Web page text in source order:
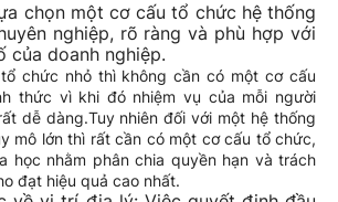
chọn một cơ cấu tổ chức hệ thống
nghiệp, rõ ràng và phù hợp với
của doanh nghiệp.
chức nhỏ thì không cần có một cơ cấu
thức vì khi đó nhiệm vụ của mỗi người
dễ dàng.Tuy nhiên đối với một hệ thống
mô lớn thì rất cần có một cơ cấu tổ chức,
học nhằm phân chia quyền hạn và trách
đạt hiệu quả cao nhất.